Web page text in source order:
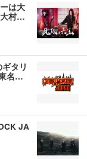
は大
大村…
タリ
名…
JA